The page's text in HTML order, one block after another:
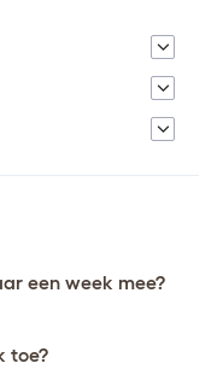
een week mee?
toe?